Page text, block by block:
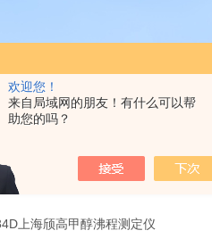
欢迎您！
来自局域网的朋友！有什么可以帮
助您的吗？
上海颀高甲醇沸程测定仪